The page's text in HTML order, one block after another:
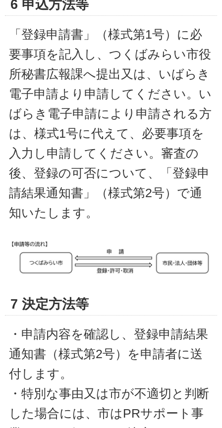
6 申込方法等
「登録申請書」（様式第1号）に必
要事項を記入し、つくばみらい市役
所秘書広報課へ提出又は、いばらき
電子申請より申請してください。い
ばらき電子申請により申請される方
は、様式1号に代えて、必要事項を
入力し申請してください。審査の
後、登録の可否について、「登録申
請結果通知書」（様式第2号）で通
知いたします。
7 決定方法等
・申請内容を確認し、登録申請結果
通知書（様式第2号）を申請者に送
付します。
・特別な事由又は市が不適切と判断
した場合には、市はPRサポート事